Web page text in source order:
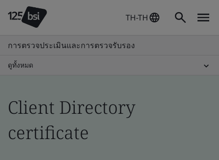
TH-TH
การตรวจประเมินและการตรวจรับรอง
ดูทั้งหมด
Client Directory
certificate